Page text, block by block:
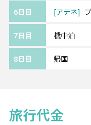
充実
くだ
※航空
6日目 アテネ
7日目 機中泊
8日目 帰国
旅行代金